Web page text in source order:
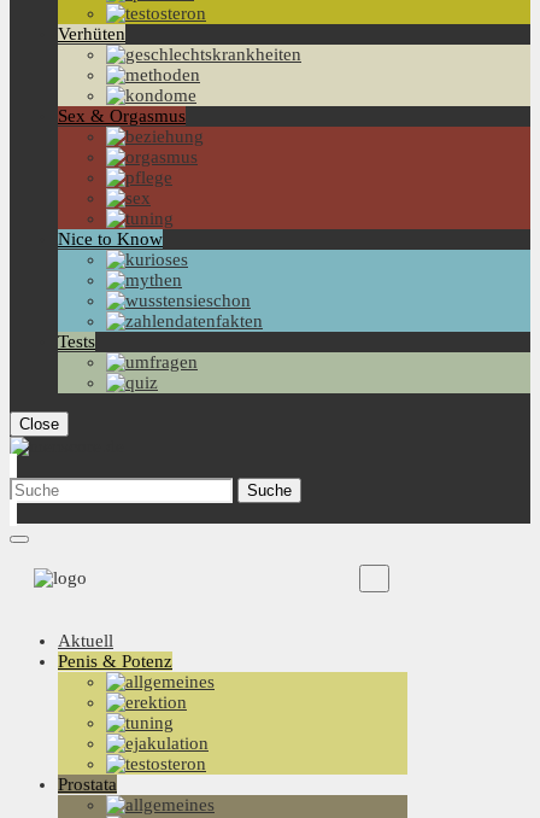
Verhüten
Sex & Orgasmus
Nice to Know
Tests
Close
Aktuell
Penis & Potenz
Prostata